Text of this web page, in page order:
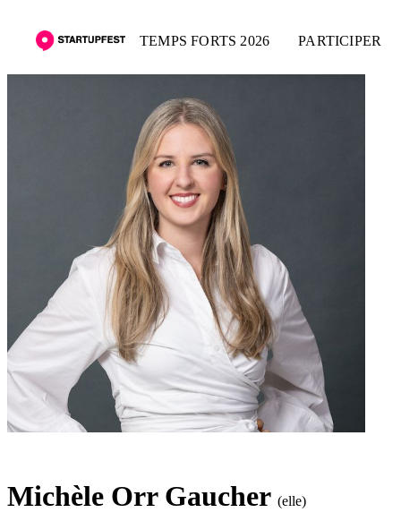
TEMPS FORTS 2026 PARTICIPER
Michèle Orr Gaucher (elle)